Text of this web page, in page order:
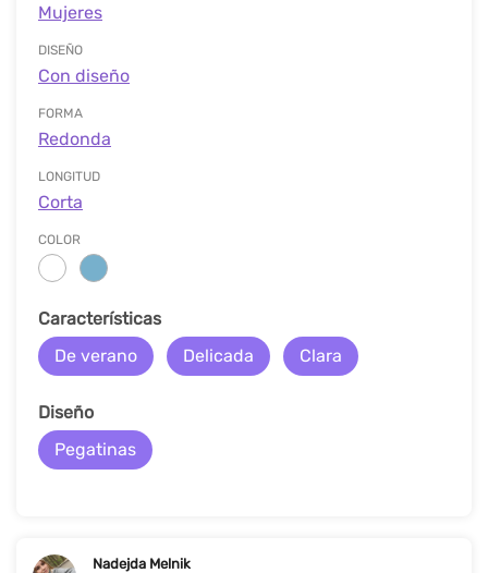
Mujeres
DISEÑO
Con diseño
FORMA
Redonda
LONGITUD
Corta
COLOR
Características
De verano
Delicada Clara
Diseño
Pegatinas
Nadejda Melnik